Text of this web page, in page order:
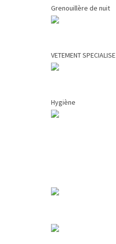
Grenouillère de nuit
VETEMENT SPECIALISE
Hygiène